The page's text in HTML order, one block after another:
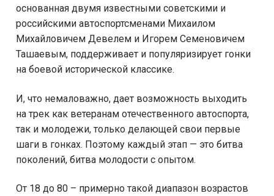
основанная двумя известными советскими и
российскими автоспортсменами Михаилом
Михайловичем Девелем и Игорем Семеновичем
Ташаевым, поддерживает и популяризирует гонки
на боевой исторической классике.
И, что немаловажно, дает возможность выходить
на трек как ветеранам отечественного автоспорта,
так и молодежи, только делающей свои первые
шаги в гонках. Поэтому каждый этап — это битва
поколений, битва молодости с опытом.
От 18 до 80 – примерно такой диапазон возрастов